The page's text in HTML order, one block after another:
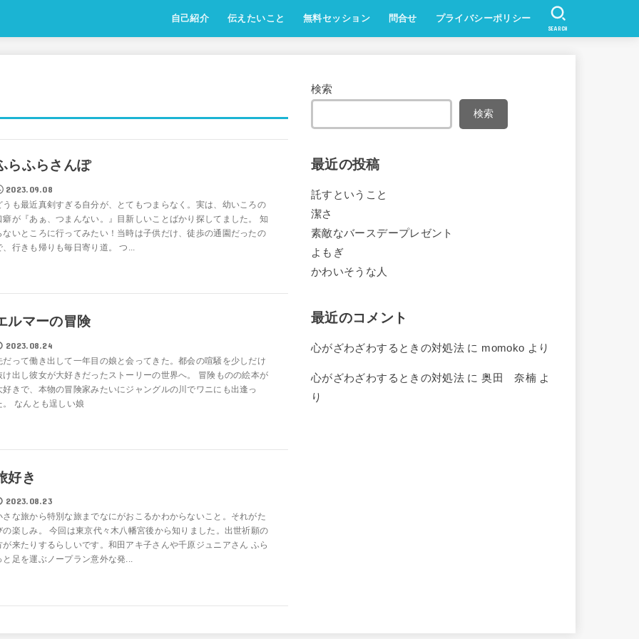
自己紹介 伝えたいこと 無料セッション 問合せ プライバシーポリシー
SEARCH
らふらさんぽ
2023.09.08
うも最近真剣すぎる自分が、とてもつまらなく。実は、幼いころの
癖が『あぁ、つまんない。』目新しいことばかり探してました。 知
ないところに行ってみたい！当時は子供だけ、徒歩の通園だったの
、行きも帰りも毎日寄り道。 つ...
ルマーの冒険
2023.08.24
だって働き出して一年目の娘と会ってきた。都会の喧騒を少しだけ
け出し彼女が大好きだったストーリーの世界へ。 冒険ものの絵本が
好きで、本物の冒険家みたいにジャングルの川でワニにも出逢っ
。 なんとも逞しい娘
好き
2023.08.23
さな旅から特別な旅までなにがおこるかわからないこと。それがた
の楽しみ。 今回は東京代々木八幡宮後から知りました。出世祈願の
が来たりするらしいです。和田アキ子さんや千原ジュニアさん ふら
と足を運ぶノープラン意外な発...
検索
検索
最近の投稿
託すということ
潔さ
素敵なバースデープレゼント
よもぎ
かわいそうな人
最近のコメント
心がざわざわするときの対処法 に momoko より
心がざわざわするときの対処法 に奥田 奈楠 よ
り